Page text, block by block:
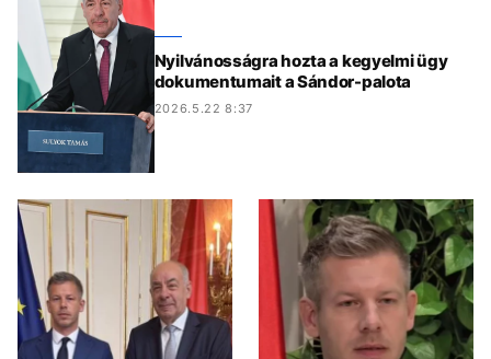
Nyilvánosságra hozta a kegyelmi ügy
dokumentumait a Sándor-palota
2026.5.22 8:37